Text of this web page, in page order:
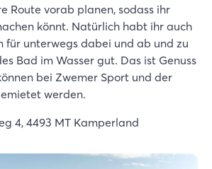
Route vorab planen, sodass ihr
könnt. Natürlich habt ihr auch
für unterwegs dabei und ab und zu
Bad im Wasser gut. Das ist Genuss
bei Zwemer Sport und der
werden.
4, 4493 MT Kamperland